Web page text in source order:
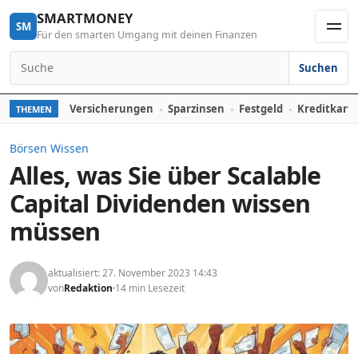
Skip to content
SM SMARTMONEY
Für den smarten Umgang mit deinen Finanzen
Search for:
Suchen
THEMEN Versicherungen Sparzinsen Festgeld
Börsen Wissen
Alles, was Sie über Scalable
Capital Dividenden wissen
müssen
aktualisiert: 27. November 2023 14:43
vonRedaktion 14 min Lesezeit